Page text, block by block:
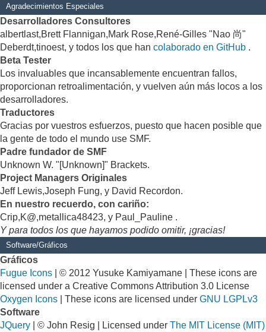
Agradecimientos Especiales
Desarrolladores Consultores
albertlast,Brett Flannigan,Mark Rose,René-Gilles "Nao 尚"
Deberdt,tinoest, y todos los que han colaborado en GitHub .
Beta Tester
Los invaluables que incansablemente encuentran fallos,
proporcionan retroalimentación, y vuelven aún más locos a los
desarrolladores.
Traductores
Gracias por vuestros esfuerzos, puesto que hacen posible que
la gente de todo el mundo use SMF.
Padre fundador de SMF
Unknown W. "[Unknown]" Brackets.
Project Managers Originales
Jeff Lewis,Joseph Fung, y David Recordon.
En nuestro recuerdo, con cariño:
Crip,K@,metallica48423, y Paul_Pauline .
Y para todos los que hayamos podido omitir, ¡gracias!
Software/Gráficos
Gráficos
Fugue Icons | © 2012 Yusuke Kamiyamane | These icons are
licensed under a Creative Commons Attribution 3.0 License
Oxygen Icons | These icons are licensed under GNU LGPLv3
Software
JQuery | © John Resig | Licensed under The MIT License (MIT)